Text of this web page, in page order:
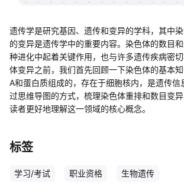
遗传学是研究基因、遗传和变异的学科，其中
的变异是遗传学中的重要内容。染色体的数目
种进化中起着关键作用，也与许多遗传疾病密
体变异之前，我们首先回顾一下染色体的基本
A和蛋白质组成的，存在于细胞核内，是遗传信
过思维导图的方式，梳理染色体重排和数目变
读者更好地理解这一领域的核心概念。
标签
学习/考试 职业资格 生物遗传